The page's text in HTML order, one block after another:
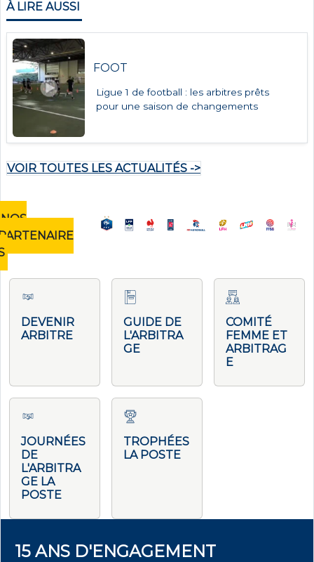
À LIRE AUSSI
FOOT
Ligue 1 de football : les arbitres prêts
pour une saison de changements
VOIR TOUTES LES ACTUALITÉS ->
NOS
DEVENIR
ARBITRE
GUIDE DE
L'ARBITRA
GE
COMITÉ
FEMME ET
ARBITRAG
E
JOURNÉES
DE
L'ARBITRA
GE LA
POSTE
TROPHÉES
LA POSTE
15 ANS D'ENGAGEMENT